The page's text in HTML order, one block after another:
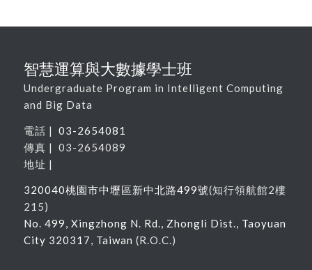
智慧運算與大數據學士班
Undergraduate Program in Intelligent Computing
and Big Data
電話 | 03-2654081
傳真 | 03-2654089
地址 |
320040桃園市中壢區新中北路499號(知行領航館2樓
215)
No. 499, Xingzhong N. Rd., Zhongli Dist., Taoyuan
City 320317, Taiwan (R.O.C.)